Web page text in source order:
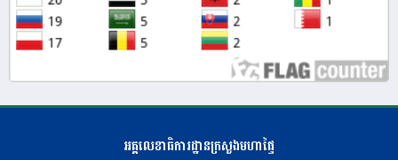
អគ្គលេខាធិការដ្ឋានក្រសួងមហាផ្ទៃ